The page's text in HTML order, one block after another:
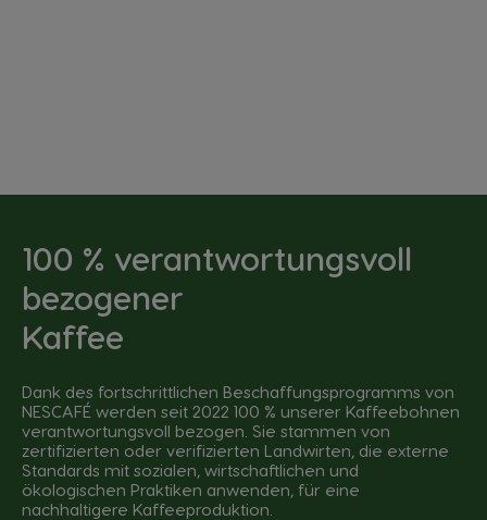
100 % verantwortungsvoll
bezogener
Kaffee
Dank des fortschrittlichen Beschaffungsprogramms von
NESCAFÉ werden seit 2022 100 % unserer Kaffeebohnen
verantwortungsvoll bezogen. Sie stammen von
zertifizierten oder verifizierten Landwirten, die externe
Standards mit sozialen, wirtschaftlichen und
ökologischen Praktiken anwenden, für eine
nachhaltigere Kaffeeproduktion.